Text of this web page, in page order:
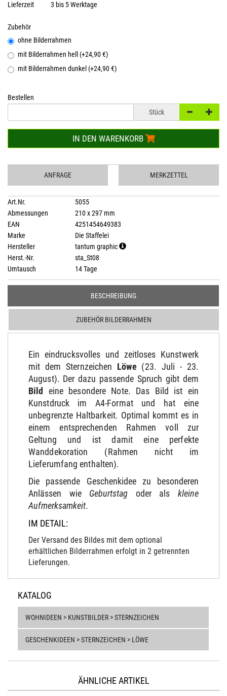
Lieferzeit 3 bis 5 Werktage
Zubehör
ohne Bilderrahmen
mit Bilderrahmen hell (+24,90 €)
mit Bilderrahmen dunkel (+24,90 €)
Bestellen
Stück
IN DEN WARENKORB
ANFRAGE MERKZETTEL
Art.Nr.
5055
Abmessungen
210 x 297 mm
EAN
4251454649383
Marke
Die Staffelei
Hersteller
tantum graphic
Herst.-Nr.
sta_St08
Umtausch
14 Tage
BESCHREIBUNG
ZUBEHÖR BILDERRAHMEN
Ein eindrucksvolles und zeitloses Kunstwerk
mit dem Sternzeichen Löwe (23. Juli - 23.
August). Der dazu passende Spruch gibt dem
Bild
eine besondere Note. Das Bild ist ein
Kunstdruck im A4-Format und hat eine
unbegrenzte Haltbarkeit. Optimal kommt es in
einem entsprechenden Rahmen voll zur
Geltung und ist damit eine perfekte
Wanddekoration (Rahmen nicht im
Lieferumfang enthalten).
Die passende Geschenkidee zu besonderen
Anlässen wie Geburtstag oder alskleine
Aufmerksamkeit.
IM DETAIL:
Der Versand des Bildes mit dem optional
erhältlichen Bilderrahmen erfolgt in 2 getrennten
Lieferungen.
KATALOG
WOHNIDEEN > KUNSTBILDER > STERNZEICHEN
GESCHENKIDEEN > STERNZEICHEN > LÖWE
ÄHNLICHE ARTIKEL